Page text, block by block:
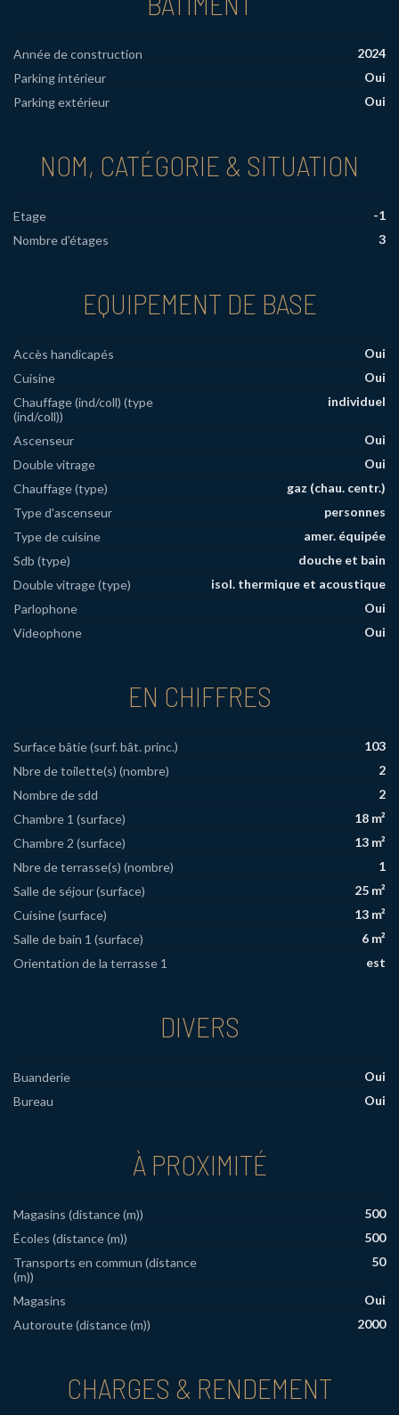
Année de construction
2024
Parking intérieur
Oui
Parking extérieur
Oui
NOM, CATÉGORIE & SITUATION
Etage
-1
Nombre d'étages
3
EQUIPEMENT DE BASE
Accès handicapés
Oui
Cuisine
Oui
Chauffage (ind/coll) (type
(ind/coll))
individuel
Ascenseur
Oui
Double vitrage
Oui
Chauffage (type)
gaz (chau. centr.)
Type d'ascenseur
personnes
Type de cuisine
amer. équipée
Sdb (type)
douche et bain
Double vitrage (type)
isol. thermique et acoustique
Parlophone
Oui
Videophone
Oui
EN CHIFFRES
Surface bâtie (surf. bât. princ.)
103
Nbre de toilette(s) (nombre)
2
Nombre de sdd
2
Chambre 1 (surface)
18 m²
Chambre 2 (surface)
13 m²
Nbre de terrasse(s) (nombre)
1
Salle de séjour (surface)
25 m²
Cuisine (surface)
13 m²
Salle de bain 1 (surface)
6 m²
Orientation de la terrasse 1
est
DIVERS
Buanderie
Oui
Bureau
Oui
À PROXIMITÉ
Magasins (distance (m))
500
Écoles (distance (m))
500
Transports en commun (distance
(m))
50
Magasins
Oui
Autoroute (distance (m))
2000
CHARGES & RENDEMENT